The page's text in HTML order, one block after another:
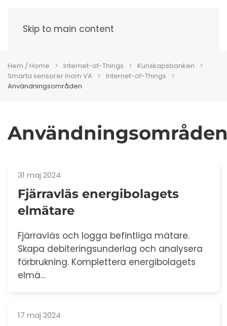
Skip to main content
Hem / Home Internet-of-Things
Kunskapsbanken
Smarta sensorer inom VA
Internet-of-Things
Användningsområden
31 maj 2024
Fjärravläs energibolagets
elmätare
Fjärravläs och logga befintliga mätare.
Skapa debiteringsunderlag och analysera
förbrukning. Komplettera energibolagets
elmä…
17 maj 2024